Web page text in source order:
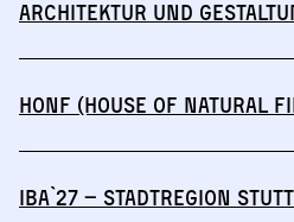
Architektur und
HONF (House of Natural
IBA`27 – StadtRegion